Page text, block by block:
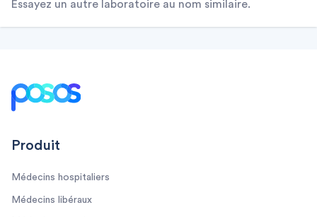
Essayez un autre laboratoire au nom similaire.
Produit
Médecins hospitaliers
Médecins libéraux